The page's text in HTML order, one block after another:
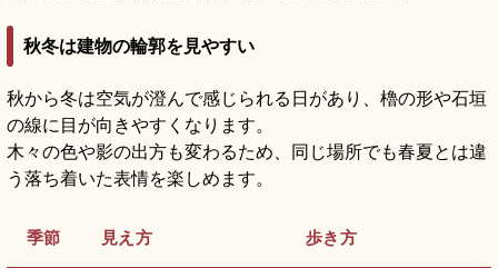
秋冬は建物の輪郭を見やすい
秋から冬は空気が澄んで感じられる日があり、櫓の形や石垣
の線に目が向きやすくなります。
木々の色や影の出方も変わるため、同じ場所でも春夏とは違
う落ち着いた表情を楽しめます。
季節 見え方 歩き方